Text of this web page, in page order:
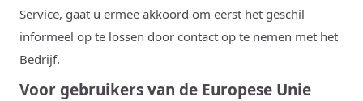
Service, gaat u ermee akkoord om eerst het geschil
informeel op te lossen door contact op te nemen met het
Bedrijf.
Voor gebruikers van de Europese Unie